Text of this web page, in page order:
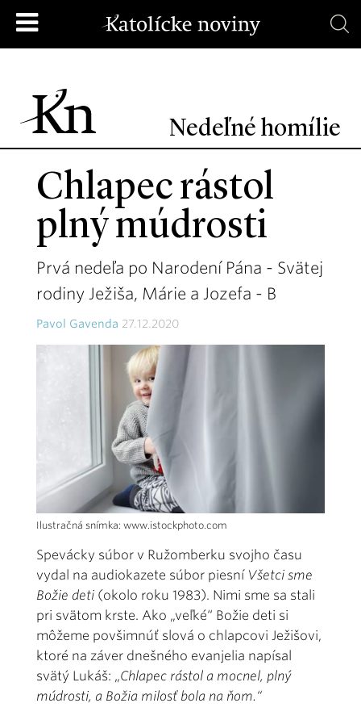
Nedeľné homílie
Chlapec rástol
plný múdrosti
Prvá nedeľa po Narodení Pána - Svätej
rodiny Ježiša, Márie a Jozefa - B
Pavol Gavenda 27.12.2020
Ilustračná snímka: www.istockphoto.com
Spevácky súbor v Ružomberku svojho času
vydal na audiokazete súbor piesní Všetci sme
Božie deti (okolo roku 1983). Nimi sme sa stali
pri svätom krste. Ako „veľké“ Božie deti si
môžeme povšimnúť slová o chlapcovi Ježišovi,
ktoré na záver dnešného evanjelia napísal
svätý Lukáš: „Chlapec rástol a mocnel, plný
múdrosti, a Božia milosť bola na ňom.“